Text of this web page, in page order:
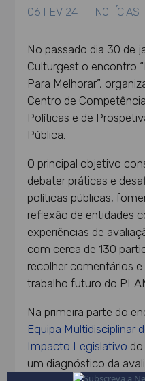
06 FEV 24 — NOTÍCIAS
No passado dia 30 de
Culturgest o encontro
Para Melhorar”,
Centro de
Políticas e de
Pública.
O principal objetivo
debater práticas e
políticas públicas,
reflexão de entidades
experiências de
com cerca de 130
recolher comentários
trabalho futuro do
Na primeira parte do
Equipa Multidisciplinar
Impacto Legislativo
um diagnóstico da